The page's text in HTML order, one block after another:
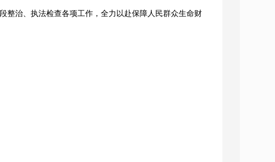
整治、执法检查各项工作，全力以赴保障人民群众生命财